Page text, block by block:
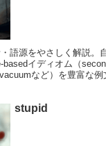
・語源をやさしく解説。
イディオム（
など）を豊富な例
stupid